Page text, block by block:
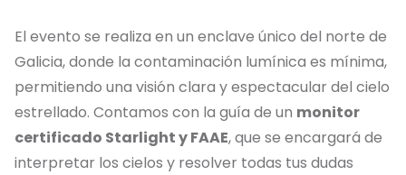
El evento se realiza en un enclave único del norte de
Galicia, donde la contaminación lumínica es mínima,
permitiendo una visión clara y espectacular del cielo
estrellado. Contamos con la guía de un monitor
certificado Starlight y FAAE, que se encargará de
interpretar los cielos y resolver todas tus dudas